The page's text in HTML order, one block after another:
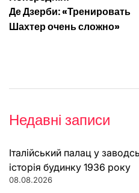
записів
Де Дзерби: «Тренировать
Шахтер очень сложно»
Недавні записи
Італійський палац у
історія будинку 1936 року
08.08.2026